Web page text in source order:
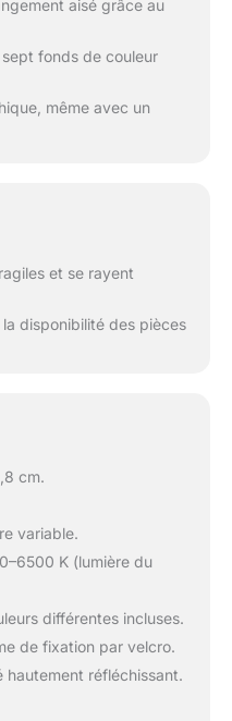
aisé grâce au
fonds de couleur
même avec un
et se rayent
disponibilité des pièces
cm.
variable.
K (lumière du
différentes incluses.
de fixation par velcro.
hautement réfléchissant.